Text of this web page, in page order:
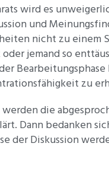
wird es
und
nicht zu einem
jemand so
zu
werden die
Dann bedanken
der Diskussion